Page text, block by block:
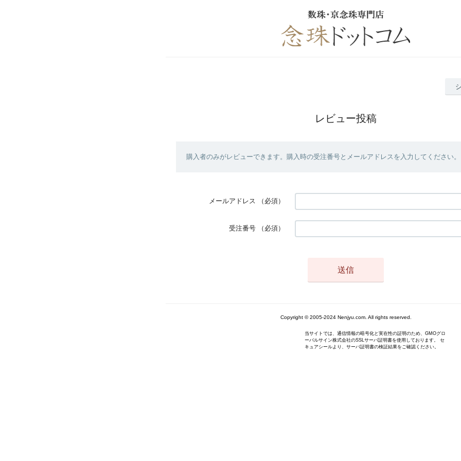
レビュー投稿
購入者のみがレビューできます。購入時の受注番号とメールアドレスを入力してください。
メールアドレス （必須）
受注番号 （必須）
Copyright © 2005-2024 Nenjyu.com. All rights reserved.
当サイトでは、通信情報の暗号化と実在性の証明のため、GMOグロ
ーバルサイン株式会社のSSLサーバ証明書を使用しております。 セ
キュアシールより、サーバ証明書の検証結果をご確認ください。